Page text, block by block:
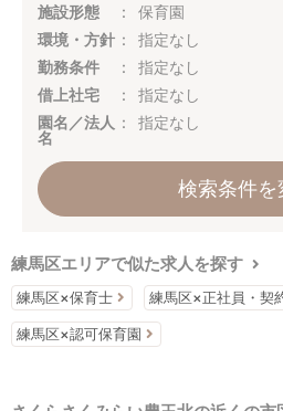
施設形態
保育園
環境・方針
指定なし
勤務条件
指定なし
借上社宅
指定なし
園名／法人
名
指定なし
検索条件を
練馬区エリアで似た求人を探す
練馬区×保育士 練馬区×正社員・契
練馬区×認可保育園